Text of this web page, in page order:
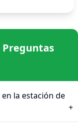
Preguntas
la estación de